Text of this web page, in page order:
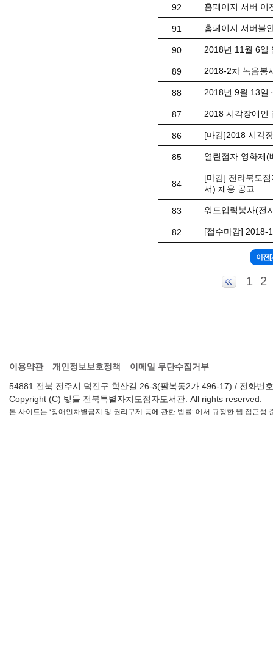
92 홈페이지 서버 이
91 홈페이지 서버불
90 2018년 11월 6일
89 2018-2차 녹음봉
88 2018년 9월 13일
87 2018 시각장애인
86 [마감]2018 시각
85 열린점자 영화제(
84
[마감] 전라북도
서) 채용 공고
83 워드입력봉사(전
82 [접수마감] 2018-
1 2
이용약관 개인정보보호정책
이메일 무단수집거부
54881 전북 전주시 덕진구 학산길 26-3(팔복동2가 496-17) / 전화
Copyright (C) 빛들 전북특별자치도점자도서관. All rights reserved.
본 사이트는 ‘장애인차별금지 및 권리구제 등에 관한 법률’ 에서 규정한 웹 접근